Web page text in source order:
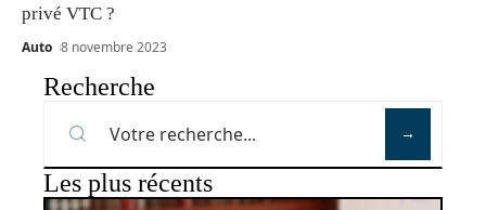
privé VTC ?
Auto 8 novembre 2023
Recherche
Les plus récents